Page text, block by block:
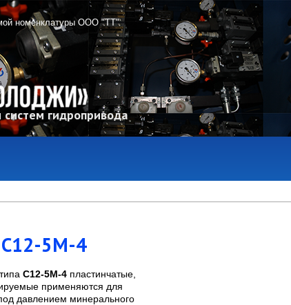
гидропривода
номенклатуры ООО "ТТ"
5М-4
С12-5М-4 пластинчатые,
применяются для
давлением минерального